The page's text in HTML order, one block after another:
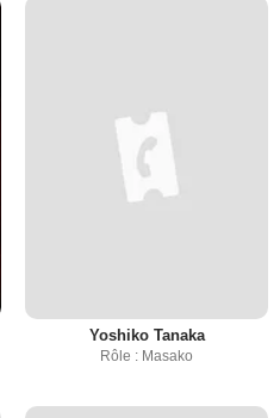
Yoshiko Tanaka
Rôle : Masako